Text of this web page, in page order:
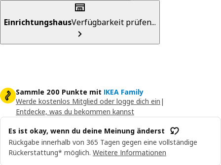
EinrichtungshausVerfügbarkeit prüfen...
Sammle 200 Punkte mit IKEA Family
Werde kostenlos Mitglied oder logge dich ein |
Entdecke, was du bekommen kannst
Es ist okay, wenn du deine Meinung änderst
Rückgabe innerhalb von 365 Tagen gegen eine vollständige
Rückerstattung* möglich. Weitere Informationen